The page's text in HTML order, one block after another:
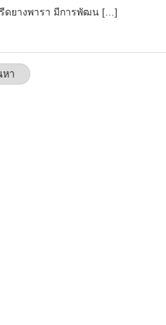
ดยางพารา มีการพัฒน […]